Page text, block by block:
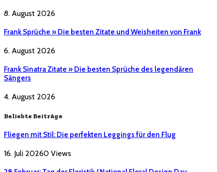
8. August 2026
Frank Sprüche » Die besten Zitate und Weisheiten von Frank
6. August 2026
Frank Sinatra Zitate » Die besten Sprüche des legendären
Sängers
4. August 2026
Beliebte Beiträge
Fliegen mit Stil: Die perfekten Leggings für den Flug
16. Juli 20260 Views